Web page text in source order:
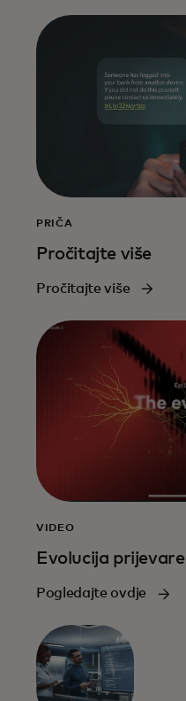
PRIČA
Pročitajte više
Pročitajte više
VIDEO
Evolucija prijevare
Pogledajte ovdje